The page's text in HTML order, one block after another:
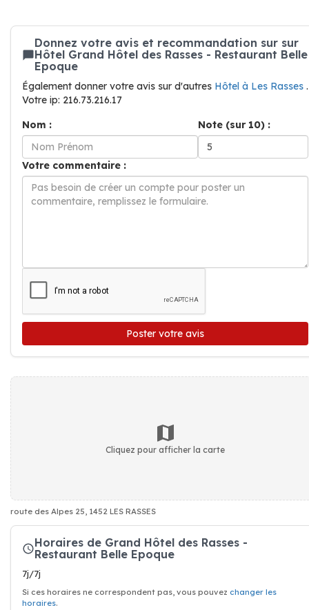
Donnez votre avis et recommandation sur sur
Hôtel Grand Hôtel des Rasses - Restaurant Belle
Epoque
Également donner votre avis sur d'autres Hôtel à Les Rasses .
Votre ip: 216.73.216.17
Nom :
Note (sur 10) :
Votre commentaire :
Poster votre avis
Cliquez pour afficher la carte
route des Alpes 25, 1452 LES RASSES
Horaires de Grand Hôtel des Rasses -
Restaurant Belle Epoque
7j/7j
Si ces horaires ne correspondent pas, vous pouvez changer les
horaires.